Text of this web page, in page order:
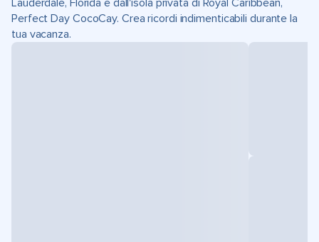
Lauderdale, Florida e dall'isola privata di Royal Caribbean,
Perfect Day CocoCay. Crea ricordi indimenticabili durante la
tua vacanza.